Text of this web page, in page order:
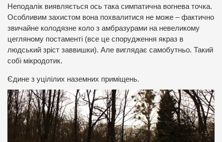
Неподалік виявляється ось така симпатична вогнева точка.
Особливим захистом вона похвалитися не може – фактично
звичайне колодязне коло з амбразурами на невеликому
цегляному постаменті (все це спорудження якраз в
людський зріст заввишки). Але виглядає самобутньо. Такий
собі мікродотик.
Єдине з уцілілих наземних приміщень.